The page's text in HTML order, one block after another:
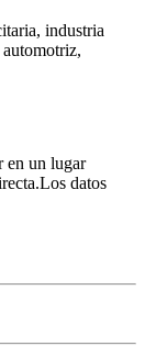
industria
en un lugar
datos